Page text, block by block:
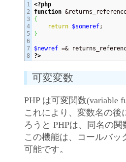
1
2
3
4
5
6
7
<?php
function
{
return $someref
}
$newref =&
?>
可変変数
PHP は可変関数(variable
これにより、変数名の
ろうと PHPは、同名の
この機能は、コールバ
可能です。